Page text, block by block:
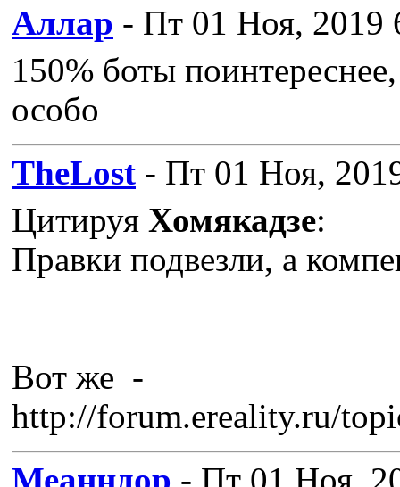
Аллар - Пт 01 Ноя, 2019
150% боты
особо
TheLost - Пт 01 Ноя,
Цитируя Хомякадзе:
Правки подвезли, а
Вот же -
http://forum.ereality.ru/